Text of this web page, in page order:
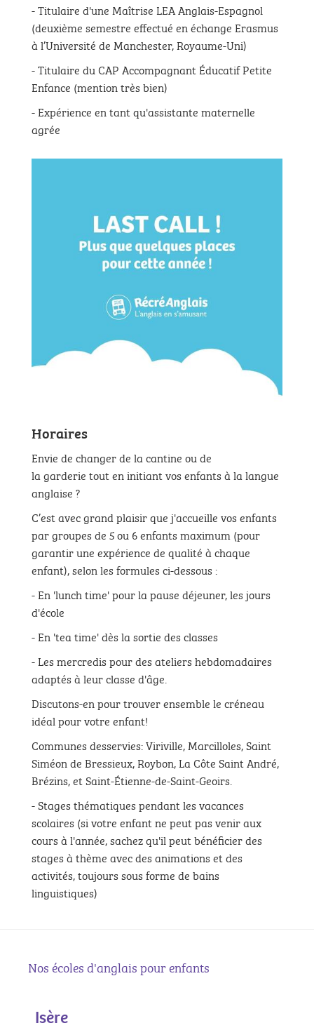
- Titulaire d'une Maîtrise LEA Anglais-Espagnol
(deuxième semestre effectué en échange Erasmus
à l’Université de Manchester, Royaume-Uni)
- Titulaire du CAP Accompagnant Éducatif Petite
Enfance (mention très bien)
- Expérience en tant qu'assistante maternelle
agrée
Horaires
Envie de changer de la cantine ou de
la garderie tout en initiant vos enfants à la langue
anglaise ?
C’est avec grand plaisir que j'accueille vos enfants
par groupes de 5 ou 6 enfants maximum (pour
garantir une expérience de qualité à chaque
enfant), selon les formules ci-dessous :
- En 'lunch time' pour la pause déjeuner, les jours
d'école
- En 'tea time' dès la sortie des classes
- Les mercredis pour des ateliers hebdomadaires
adaptés à leur classe d'âge.
Discutons-en pour trouver ensemble le créneau
idéal pour votre enfant!
Communes desservies: Viriville, Marcilloles, Saint
Siméon de Bressieux, Roybon, La Côte Saint André,
Brézins, et Saint-Étienne-de-Saint-Geoirs.
- Stages thématiques pendant les vacances
scolaires (si votre enfant ne peut pas venir aux
cours à l'année, sachez qu'il peut bénéficier des
stages à thème avec des animations et des
activités, toujours sous forme de bains
linguistiques)
Nos écoles d'anglais pour enfants
Isère